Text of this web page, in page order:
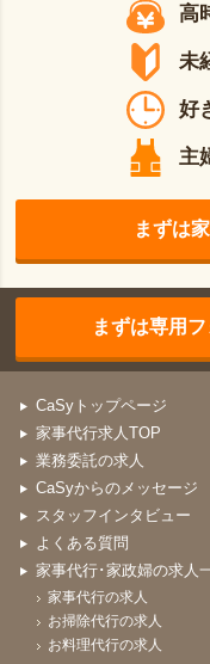
高
未
好
主
まずは
まずは専用
CaSyトップページ
家事代行求人TOP
業務委託の求人
CaSyからのメッセージ
スタッフインタビュー
よくある質問
家事代行･家政婦の求人
家事代行の求人
お掃除代行の求人
お料理代行の求人